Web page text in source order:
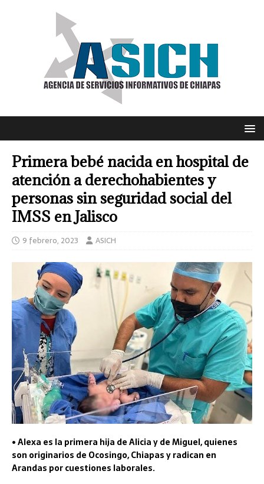
Primera bebé nacida en hospital de
atención a derechohabientes y
personas sin seguridad social del
IMSS en Jalisco
9 febrero, 2023 ASICH
• Alexa es la primera hija de Alicia y de Miguel, quienes
son originarios de Ocosingo, Chiapas y radican en
Arandas por cuestiones laborales.